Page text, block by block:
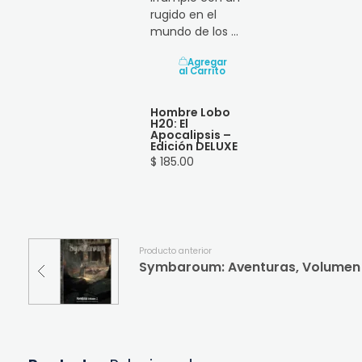
Hombre Lobo
H20: El
Apocalipsis –
Edición DELUXE
$ 185.00
rugido en el
mundo de los ...
Agregar
al Carrito
Producto anterior
Symbaroum: Aventuras,